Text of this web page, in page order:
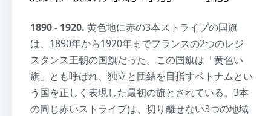
1890 - 1920. 黄色地に赤の3本ストライプの国旗
は、1890年から1920年までフランスの2つのレジ
スタンス王朝の国旗だった。この国旗は「黄色い
旗」とも呼ばれ、独立と団結を目指すベトナムとい
う国を正しく表現した最初の旗とされている。3本
の同じ赤いストライプは、切り離せない3つの地域